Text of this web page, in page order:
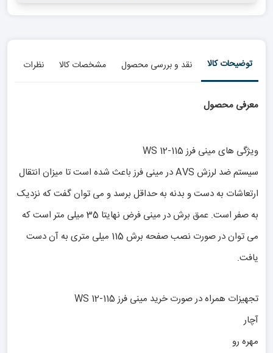
توضیحات کالا نقد و بررسی محصول مشخصات کالا نظرات
معرفی محصول
ویژگی های مینی فرز WS 12-115
سیستم ضد لرزش AVS در مینی فرز باعث شده است تا میزان انتقال
ارتعاشات به دست و بدنه به حداقل برسد و می توان گفت که نزدیک
به صفر است. عمق برش در مینی فرض نهایتا 35 میلی متر است که
می توان در صورت نصب صفحه برش 115 میلی متری به آن دست
یافت.
تجهیزات همراه در صورت خرید مینی فرز WS 12-115
آچار
مهره رو